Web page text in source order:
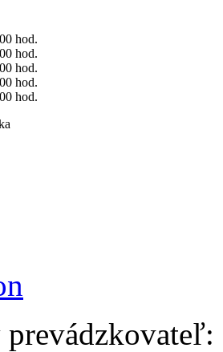
hod.
hod.
hod.
hod.
hod.